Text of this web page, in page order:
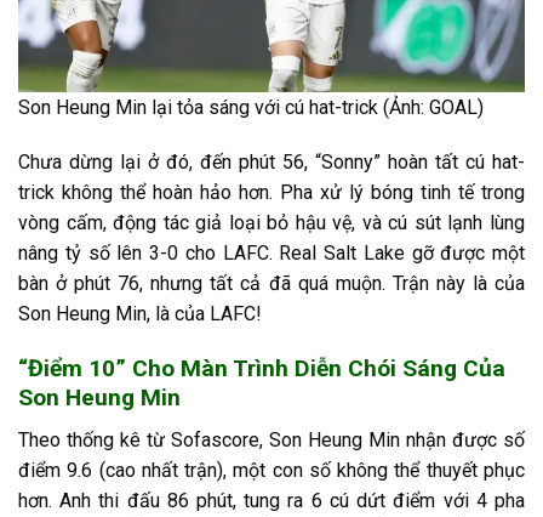
Son Heung Min lại tỏa sáng với cú hat-trick (Ảnh: GOAL)
Chưa dừng lại ở đó, đến phút 56, “Sonny” hoàn tất cú hat-
trick không thể hoàn hảo hơn. Pha xử lý bóng tinh tế trong
vòng cấm, động tác giả loại bỏ hậu vệ, và cú sút lạnh lùng
nâng tỷ số lên 3-0 cho LAFC. Real Salt Lake gỡ được một
bàn ở phút 76, nhưng tất cả đã quá muộn. Trận này là của
Son Heung Min, là của LAFC!
“Điểm 10” Cho Màn Trình Diễn Chói Sáng Của
Son Heung Min
Theo thống kê từ Sofascore, Son Heung Min nhận được số
điểm 9.6 (cao nhất trận), một con số không thể thuyết phục
hơn. Anh thi đấu 86 phút, tung ra 6 cú dứt điểm với 4 pha